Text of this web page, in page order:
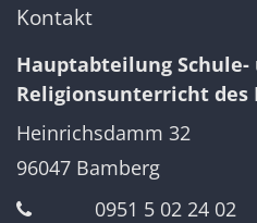
Kontakt
Hauptabteilung Schule-
Religionsunterricht des
Heinrichsdamm 32
96047 Bamberg
0951 5 02 24 02